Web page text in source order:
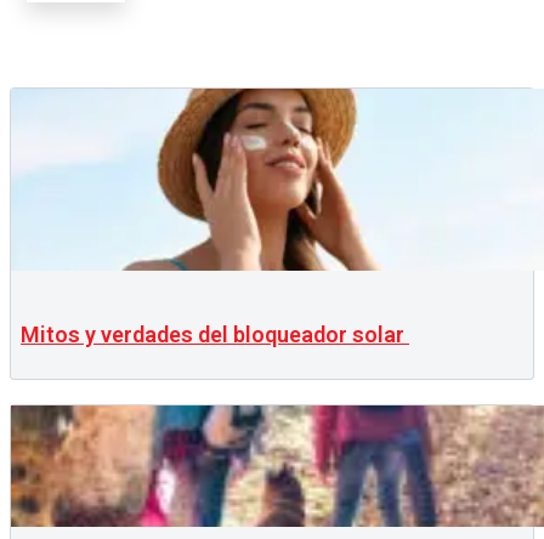
Mitos y verdades del bloqueador solar